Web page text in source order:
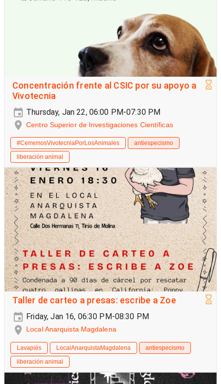
Concentración frente al CSIC por su apoyo a
Vivotecnia
Thursday, Jan 22, 06:00 PM-07:30 PM
Centro Superior de Investigaciones Científicas
#CerremosVivotecniaPorLosAnimales
antiespecismo
liberación animal
Taller de carteo a presas: escribe a Zoe
Friday, Jan 16, 06:30 PM-08:30 PM
Local Anarquista Magdalena
Lavapiés LocalAnarquistaMagdalena
antiespecismo
liberación animal